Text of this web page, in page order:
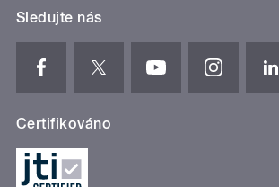
Sledujte nás
Certifikováno